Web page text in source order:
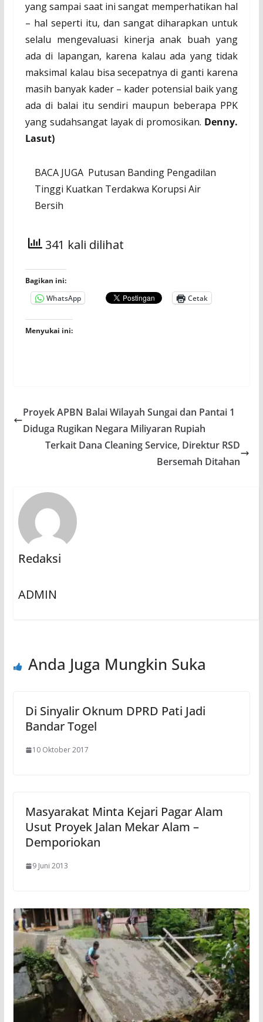
yang sampai saat ini sangat memperhatikan hal
– hal seperti itu, dan sangat diharapkan untuk
selalu mengevaluasi kinerja anak buah yang
ada di lapangan, karena kalau ada yang tidak
maksimal kalau bisa secepatnya di ganti karena
masih banyak kader – kader potensial baik yang
ada di balai itu sendiri maupun beberapa PPK
yang sudahsangat layak di promosikan. Denny.
Lasut)
BACA JUGA Putusan Banding Pengadilan
Tinggi Kuatkan Terdakwa Korupsi Air
Bersih
341 kali dilihat
Bagikan ini:
WhatsApp
Cetak
Menyukai ini:
Proyek APBN Balai Wilayah Sungai dan Pantai 1
Diduga Rugikan Negara Miliyaran Rupiah
Terkait Dana Cleaning Service, Direktur RSD
Bersemah Ditahan
Redaksi
ADMIN
Anda Juga Mungkin Suka
Di Sinyalir Oknum DPRD Pati Jadi
Bandar Togel
10 Oktober 2017
Masyarakat Minta Kejari Pagar Alam
Usut Proyek Jalan Mekar Alam –
Demporiokan
9 Juni 2013